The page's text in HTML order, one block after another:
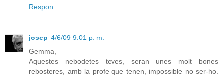
Respon
josep 4/6/09 9:01 p. m.
Gemma,
Aquestes nebodetes teves, seran unes molt bones
rebosteres, amb la profe que tenen, impossible no ser-ho.